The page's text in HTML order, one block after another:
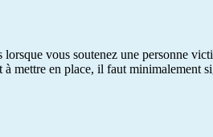
vous soutenez une personne
à mettre en place, il faut